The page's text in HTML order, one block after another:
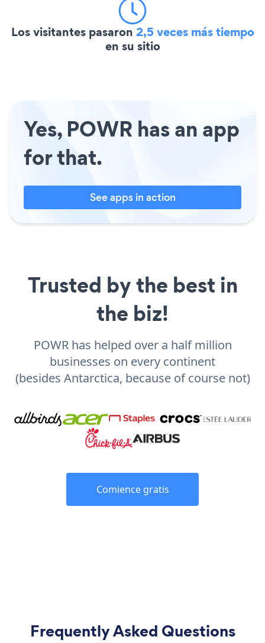
Los visitantes pasaron 2,5 veces más tiempo
en su sitio
Yes, POWR has an app
for that.
See apps in action
Trusted by the best in
the biz!
POWR has helped over a half million
businesses on every continent
(besides Antarctica, because of course not)
Comience gratis
Frequently Asked Questions